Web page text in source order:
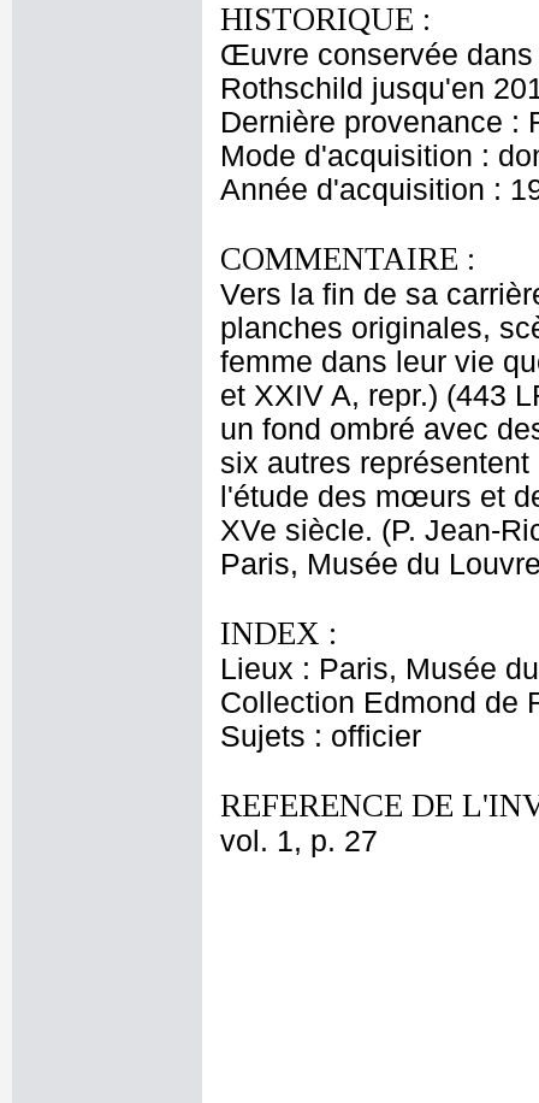
HISTORIQUE :
Œuvre conservée dans
Rothschild jusqu'en
Dernière provenance :
Mode d'acquisition :
Année d'acquisition :
COMMENTAIRE :
Vers la fin de sa
planches originales,
femme dans leur vie
et XXIV A, repr.) (443
un fond ombré avec
six autres
l'étude des mœurs et
XVe siècle. (P. Jean-
Paris, Musée du
INDEX :
Lieux : Paris, Musée
Collection Edmond de
Sujets : officier
REFERENCE DE
vol. 1, p. 27